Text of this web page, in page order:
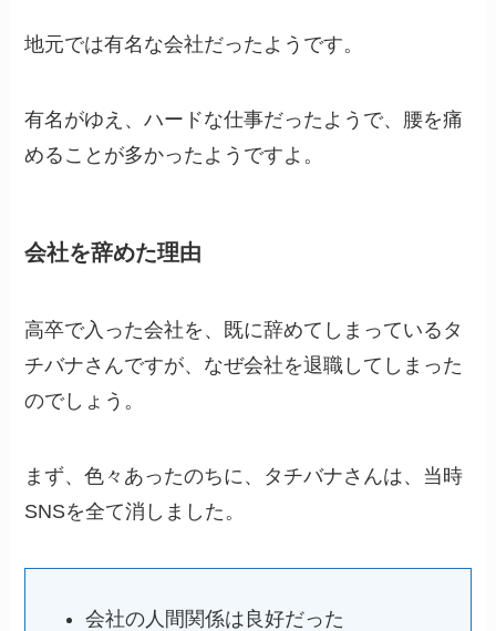
地元では有名な会社だったようです。
有名がゆえ、ハードな仕事だったようで、腰を痛
めることが多かったようですよ。
会社を辞めた理由
高卒で入った会社を、既に辞めてしまっているタ
チバナさんですが、なぜ会社を退職してしまった
のでしょう。
まず、色々あったのちに、タチバナさんは、当時
SNSを全て消しました。
会社の人間関係は良好だった